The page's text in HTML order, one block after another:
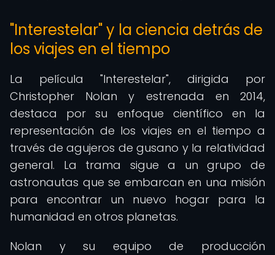
"Interestelar" y la ciencia detrás de
los viajes en el tiempo
La película "Interestelar", dirigida por
Christopher Nolan y estrenada en 2014,
destaca por su enfoque científico en la
representación de los viajes en el tiempo a
través de agujeros de gusano y la relatividad
general. La trama sigue a un grupo de
astronautas que se embarcan en una misión
para encontrar un nuevo hogar para la
humanidad en otros planetas.
Nolan y su equipo de producción